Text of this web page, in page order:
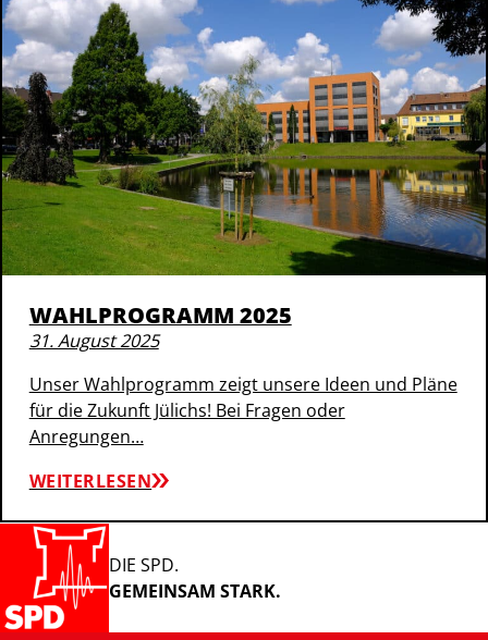
WAHLPROGRAMM 2025
31. August 2025
Unser Wahlprogramm zeigt unsere Ideen und Pläne
für die Zukunft Jülichs! Bei Fragen oder
Anregungen…
WEITERLESEN
DIE SPD.
GEMEINSAM STARK.